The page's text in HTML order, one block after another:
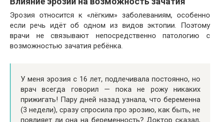
Эрозия относится к «лёгким» заболеваниям, особенно
если речь идёт об одном из видов эктопии. Поэтому
врачи не связывают непосредственно патологию с
возможностью зачатия ребёнка.
У меня эрозия с 16 лет, подлечивала постоянно, но
врач всегда говорил — пока не рожу никаких
прижигать! Пару дней назад узнала, что беременна
(3 недели), сразу спросила про эрозию, как быть, не
повлияет ли она на беременность? Доктор сказал,